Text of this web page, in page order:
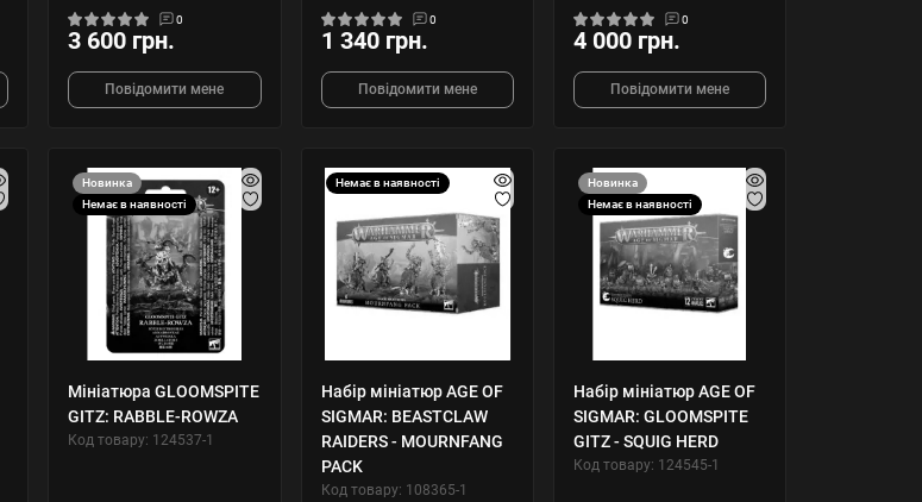
0
3 600 грн.
Повідомити мене
0
1 340 грн.
Повідомити мене
0
4 000 грн.
Повідомити мене
Новинка
Немає в наявності
Мініатюра GLOOMSPITE
GITZ: RABBLE-ROWZA
Код товару: 124537-1
Немає в наявності
Набір мініатюр AGE OF
SIGMAR: BEASTCLAW
RAIDERS - MOURNFANG
PACK
Код товару: 108365-1
Новинка
Немає в наявності
Набір мініатюр AGE OF
SIGMAR: GLOOMSPITE
GITZ - SQUIG HERD
Код товару: 124545-1